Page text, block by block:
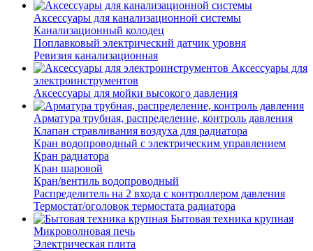
Аксессуары для канализационной системы
Канализационный колодец
Поплавковый электрический датчик уровня
Ревизия канализационная
Аксессуары для
электроинструментов
Аксессуары для мойки высокого давления
Арматура трубная, распределение, контроль давления
Клапан стравливания воздуха для радиатора
Кран водопроводный с электрическим управлением
Кран радиатора
Кран шаровой
Кран/вентиль водопроводный
Распределитель на 2 входа с контроллером давления
Термостат/оголовок термостата радиатора
Бытовая техника крупная
Микроволновая печь
Электрическая плита